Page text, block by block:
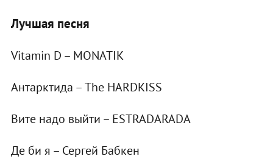
Лучшая песня
Vitamin D – MONATIK
Антарктида – The HARDKISS
Вите надо выйти – ESTRADARADA
Де би я – Сергей Бабкен